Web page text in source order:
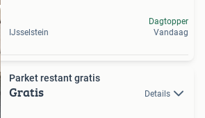
IJsselstein
Dagtopper
Vandaag
Parket restant gratis
Gratis Details